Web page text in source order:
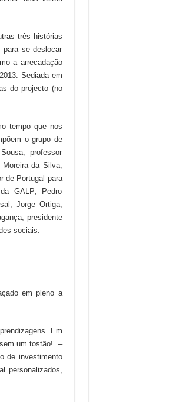
três histórias
para se deslocar
a arrecadação
Sediada em
do projecto (no
tempo que nos
o grupo de
professor
da Silva,
de Portugal para
GALP; Pedro
Jorge Ortiga,
presidente
sociais.
em pleno a
Em
um tostão!” –
de investimento
personalizados,